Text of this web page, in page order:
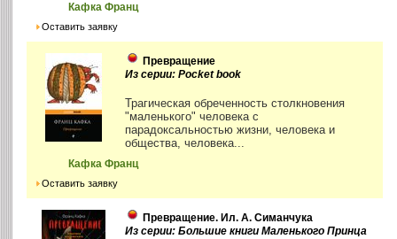
Кафка Франц
Оставить заявку
Превращение
Из серии: Pocket book
Трагическая обреченность столкновения
"маленького" человека с
парадоксальностью жизни, человека и
общества, человека...
Кафка Франц
Оставить заявку
Превращение. Ил. А. Симанчука
Из серии: Большие книги Маленького Принца